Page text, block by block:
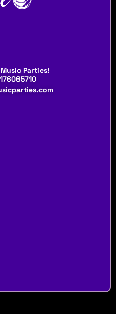
Parties!